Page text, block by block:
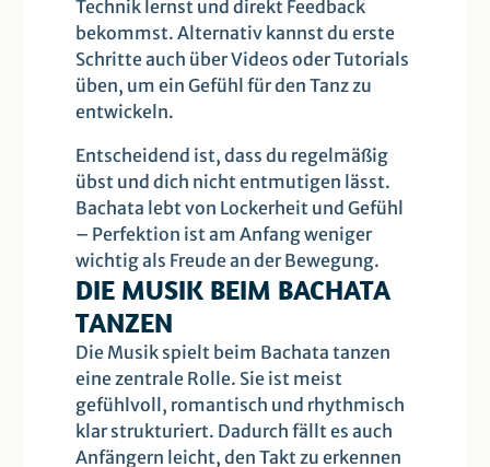
Technik lernst und direkt Feedback
bekommst. Alternativ kannst du erste
Schritte auch über Videos oder Tutorials
üben, um ein Gefühl für den Tanz zu
entwickeln.
Entscheidend ist, dass du regelmäßig
übst und dich nicht entmutigen lässt.
Bachata lebt von Lockerheit und Gefühl
– Perfektion ist am Anfang weniger
wichtig als Freude an der Bewegung.
DIE MUSIK BEIM BACHATA
TANZEN
Die Musik spielt beim Bachata tanzen
eine zentrale Rolle. Sie ist meist
gefühlvoll, romantisch und rhythmisch
klar strukturiert. Dadurch fällt es auch
Anfängern leicht, den Takt zu erkennen